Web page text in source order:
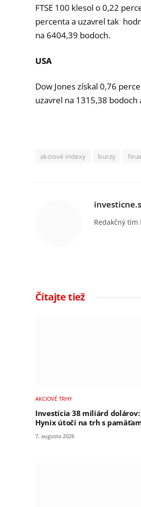
FTSE 100 klesol o 0,22
percenta a uzavrel tak
na 6404,39 bodoch.
USA
Dow Jones získal 0,76
uzavrel na 1315,38
akciové indexy burzy
Redakčný
Čítajte tiež
AKCIOVÉ TRHY
Investícia 38 miliárd dolárov:
Hynix útočí na trh s
7. augusta 2026